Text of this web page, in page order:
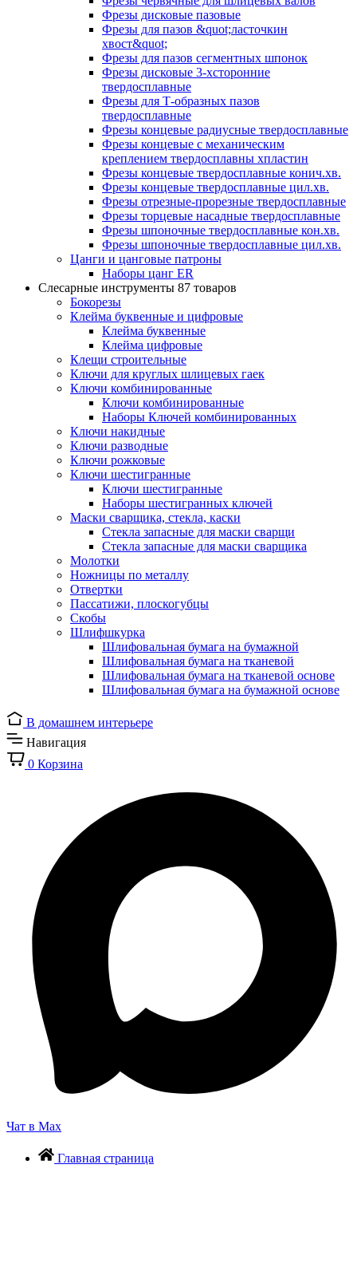
Фрезы дисковые пазовые
Фрезы для пазов &quot;ласточкин
хвост&quot;
Фрезы для пазов сегментных шпонок
Фрезы дисковые 3-хсторонние
твердосплавные
Фрезы для Т-образных пазов
твердосплавные
Фрезы концевые радиусные твердосплавные
Фрезы концевые с механическим
креплением твердосплавны хпластин
Фрезы концевые твердосплавные конич.хв.
Фрезы концевые твердосплавные цил.хв.
Фрезы отрезные-прорезные твердосплавные
Фрезы торцевые насадные твердосплавные
Фрезы шпоночные твердосплавные кон.хв.
Фрезы шпоночные твердосплавные цил.хв.
Цанги и цанговые патроны
Наборы цанг ER
Слесарные инструменты 87 товаров
Бокорезы
Клейма буквенные и цифровые
Клейма буквенные
Клейма цифровые
Клещи строительные
Ключи для круглых шлицевых гаек
Ключи комбинированные
Ключи комбинированные
Наборы Ключей комбинированных
Ключи накидные
Ключи разводные
Ключи рожковые
Ключи шестигранные
Ключи шестигранные
Наборы шестигранных ключей
Маски сварщика, стекла, каски
Стекла запасные для маски сварщи
Стекла запасные для маски сварщика
Молотки
Ножницы по металлу
Отвертки
Пассатижи, плоскогубцы
Скобы
Шлифшкурка
Шлифовальная бумага на бумажной
Шлифовальная бумага на тканевой
Шлифовальная бумага на тканевой основе
Шлифовальная бумага на бумажной основе
В домашнем интерьере
Навигация
0 Корзина
Чат в Max
Главная страница